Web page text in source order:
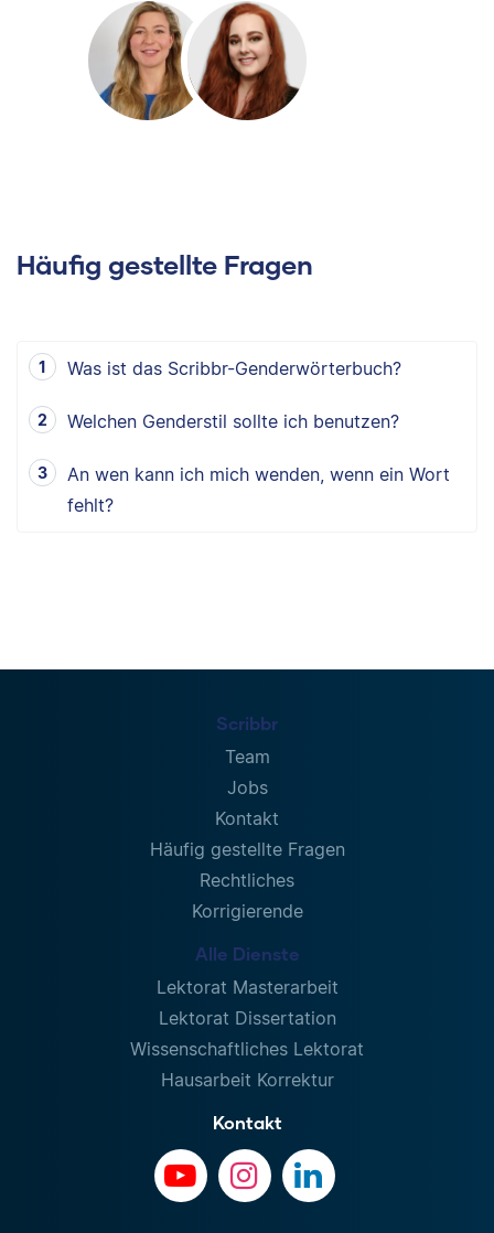
Häufig gestellte Fragen
Was ist das Scribbr-Genderwörterbuch?
Welchen Genderstil sollte ich benutzen?
An wen kann ich mich wenden, wenn ein Wort
fehlt?
Scribbr
Team
Jobs
Kontakt
Häufig gestellte Fragen
Rechtliches
Korrigierende
Alle Dienste
Lektorat Masterarbeit
Lektorat Dissertation
Wissenschaftliches Lektorat
Hausarbeit Korrektur
Kontakt